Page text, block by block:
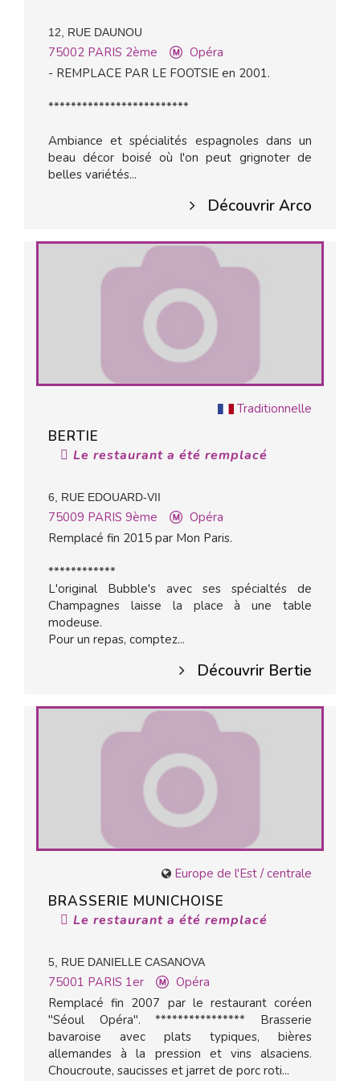
12, RUE DAUNOU
75002 PARIS 2ème
Opéra
- REMPLACE PAR LE FOOTSIE en 2001.
*************************
Ambiance et spécialités espagnoles dans un
beau décor boisé où l'on peut grignoter de
belles variétés...
Découvrir Arco
Traditionnelle
BERTIE
Le restaurant a été remplacé
6, RUE EDOUARD-VII
75009 PARIS 9ème
Opéra
Remplacé fin 2015 par Mon Paris.
************
L'original Bubble's avec ses spécialtés de
Champagnes laisse la place à une table
modeuse.
Pour un repas, comptez...
Découvrir Bertie
Europe de l'Est / centrale
BRASSERIE MUNICHOISE
Le restaurant a été remplacé
5, RUE DANIELLE CASANOVA
75001 PARIS 1er
Opéra
Remplacé fin 2007 par le restaurant coréen
"Séoul Opéra". **************** Brasserie
bavaroise avec plats typiques, bières
allemandes à la pression et vins alsaciens.
Choucroute, saucisses et jarret de porc roti...